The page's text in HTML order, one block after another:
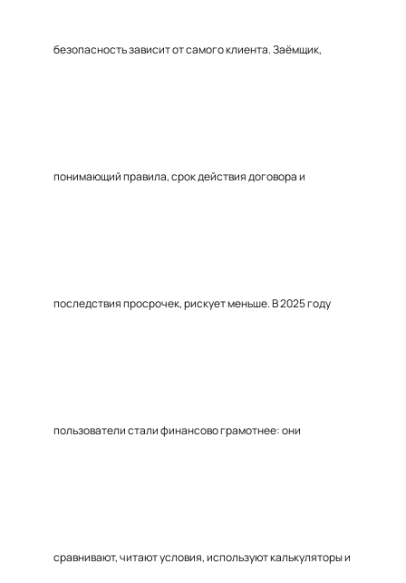
безопасность зависит от самого клиента. Заёмщик,
понимающий правила, срок действия договора и
последствия просрочек, рискует меньше. В 2025 году
пользователи стали финансово грамотнее: они
сравнивают, читают условия, используют калькуляторы и